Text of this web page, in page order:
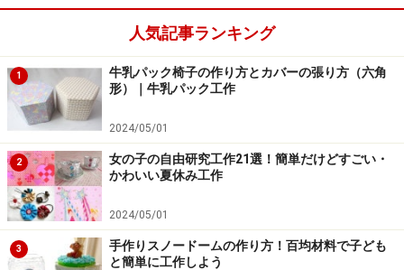
てから絵の具で着色します。カラフルにあり得ない色を
塗ると、より楽しめます！ 遊びあきたら、ボンドでパー
ツを接着してオブジェとして飾っておくのも◎。
■参考記事
手作りおもちゃで和正月！
ポリ袋でお正月工作・製作！
寒空にあげよう！『たこあげ』のカイト
人気記事ランキング
1
牛乳パック椅子の作り方とカバーの張り方（六角
形）｜牛乳パック工作
2024/05/01
2
女の子の自由研究工作21選！簡単だけどすごい・
かわいい夏休み工作
2024/05/01
3
手作りスノードームの作り方！百均材料で子ども
と簡単に工作しよう